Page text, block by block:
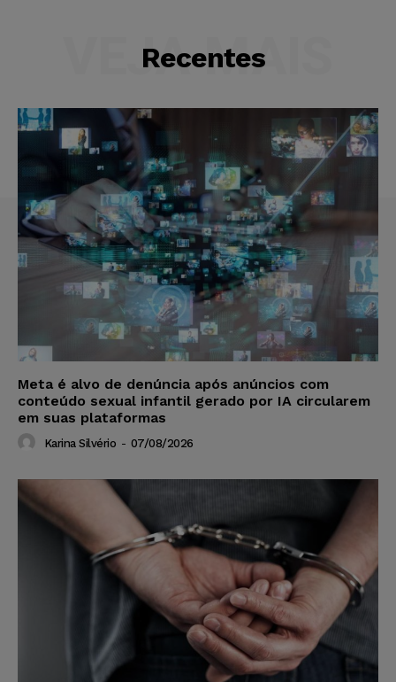
Recentes
VEJA MAIS
Meta é alvo de denúncia após anúncios com
conteúdo sexual infantil gerado por IA circularem
em suas plataformas
Karina Silvério - 07/08/2026